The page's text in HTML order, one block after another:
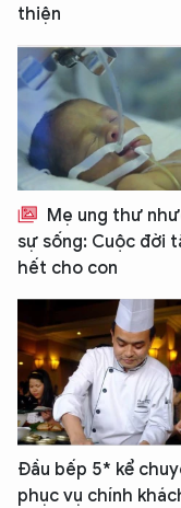
thiện
Mẹ ung thư
sự sống: Cuộc đời
hết cho con
Đầu bếp 5* kể
phục vụ chính